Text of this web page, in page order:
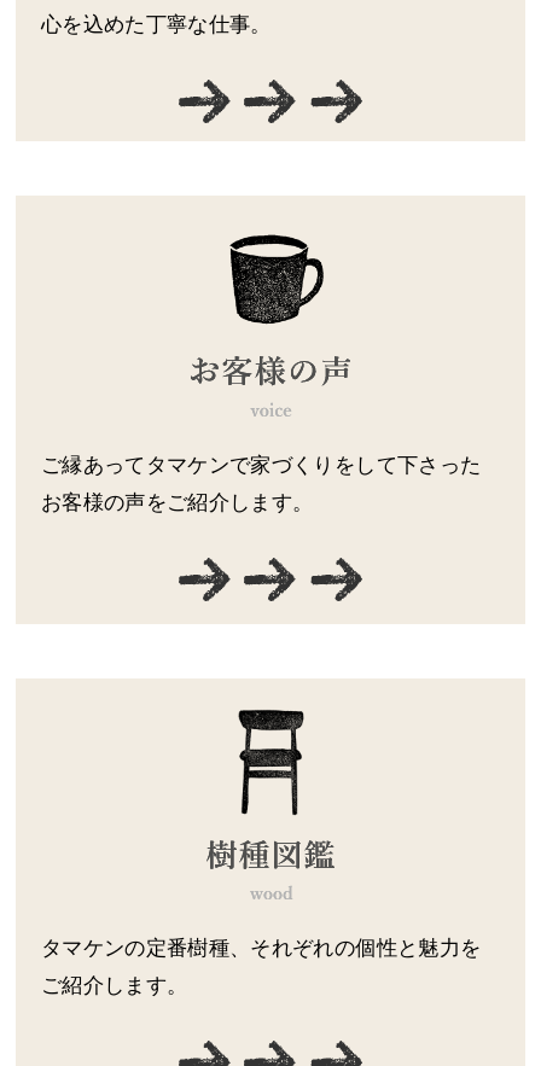
心を込めた丁寧な仕事。
ご縁あってタマケンで家づくりをして下さった
お客様の声をご紹介します。
タマケンの定番樹種、それぞれの個性と魅力を
ご紹介します。